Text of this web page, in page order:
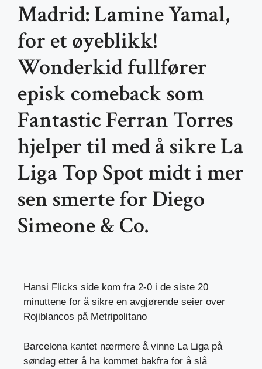
Madrid: Lamine Yamal,
for et øyeblikk!
Wonderkid fullfører
episk comeback som
Fantastic Ferran Torres
hjelper til med å sikre La
Liga Top Spot midt i mer
sen smerte for Diego
Simeone & Co.
Hansi Flicks side kom fra 2-0 i de siste 20
minuttene for å sikre en avgjørende seier over
Rojiblancos på Metripolitano
Barcelona kantet nærmere å vinne La Liga på
søndag etter å ha kommet bakfra for å slå